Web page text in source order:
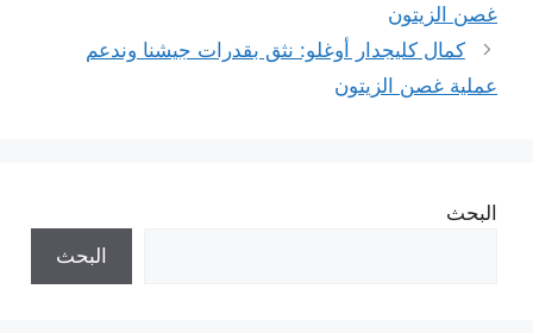
غصن الزيتون
كمال كليجدار أوغلو: نثق بقدرات جيشنا وندعم
عملية غصن الزيتون
البحث
البحث